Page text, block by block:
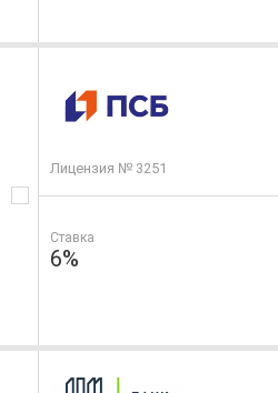
Лицензия № 3251
Ставка
6%